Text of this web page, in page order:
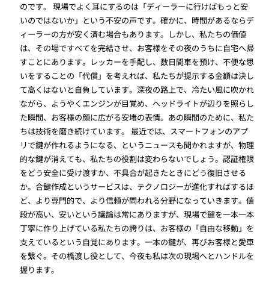
のです。 現場でよく耳にするのは「ディーラーに行けばもっと安
いのではないか」という不安の声です。確かに、時間があるならデ
ィーラーの方が安く済む場合もあります。しかし、私たちの価値
は、その場ですべてを完結させ、お客様をその夜のうちに自宅へ帰
すことにあります。レッカーを手配し、数日間車を預け、不便な思
いをすることの「代償」を考えれば、私たちが提示する金額は決し
て高くはないと自負しています。深夜の路上で、冷たい風に吹かれ
ながら、ようやくエンジンが目覚め、ヘッドライトが辺りを照らし
た瞬間、お客様の顔に広がる安堵の表情。あの瞬間のために、私た
ちは技術を磨き続けています。 最近では、スマートフォンのアプ
リで鍵が作れるようになる、というニュースも聞かれますが、物理
的な鍵が消えても、私たちの役割は変わらないでしょう。認証権限
をどう安全に受け渡すか、不具合が起きたときにどう復旧させる
か。合鍵作成というサービスは、テクノロジーが進化すればするほ
ど、より専門的で、より信頼が問われる分野になっていきます。値
段が高い、安いという議論は常にありますが、現場で鍵を一本一本
丁寧に作り上げている私たちの誇りは、お客様の「自由な移動」を
支えているという自覚にあります。一本の鍵が、再びお客様と愛車
を繋ぐ。その橋渡し役として、今夜も私は次の現場へとハンドルを
握ります。